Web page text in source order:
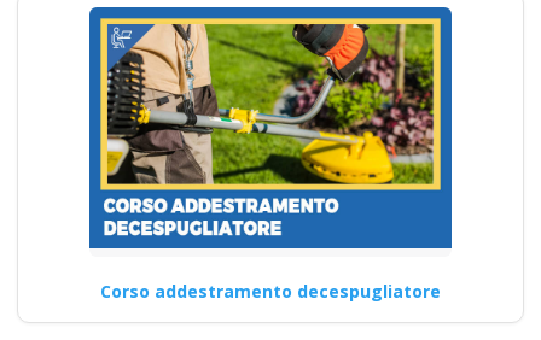
Corso addestramento decespugliatore